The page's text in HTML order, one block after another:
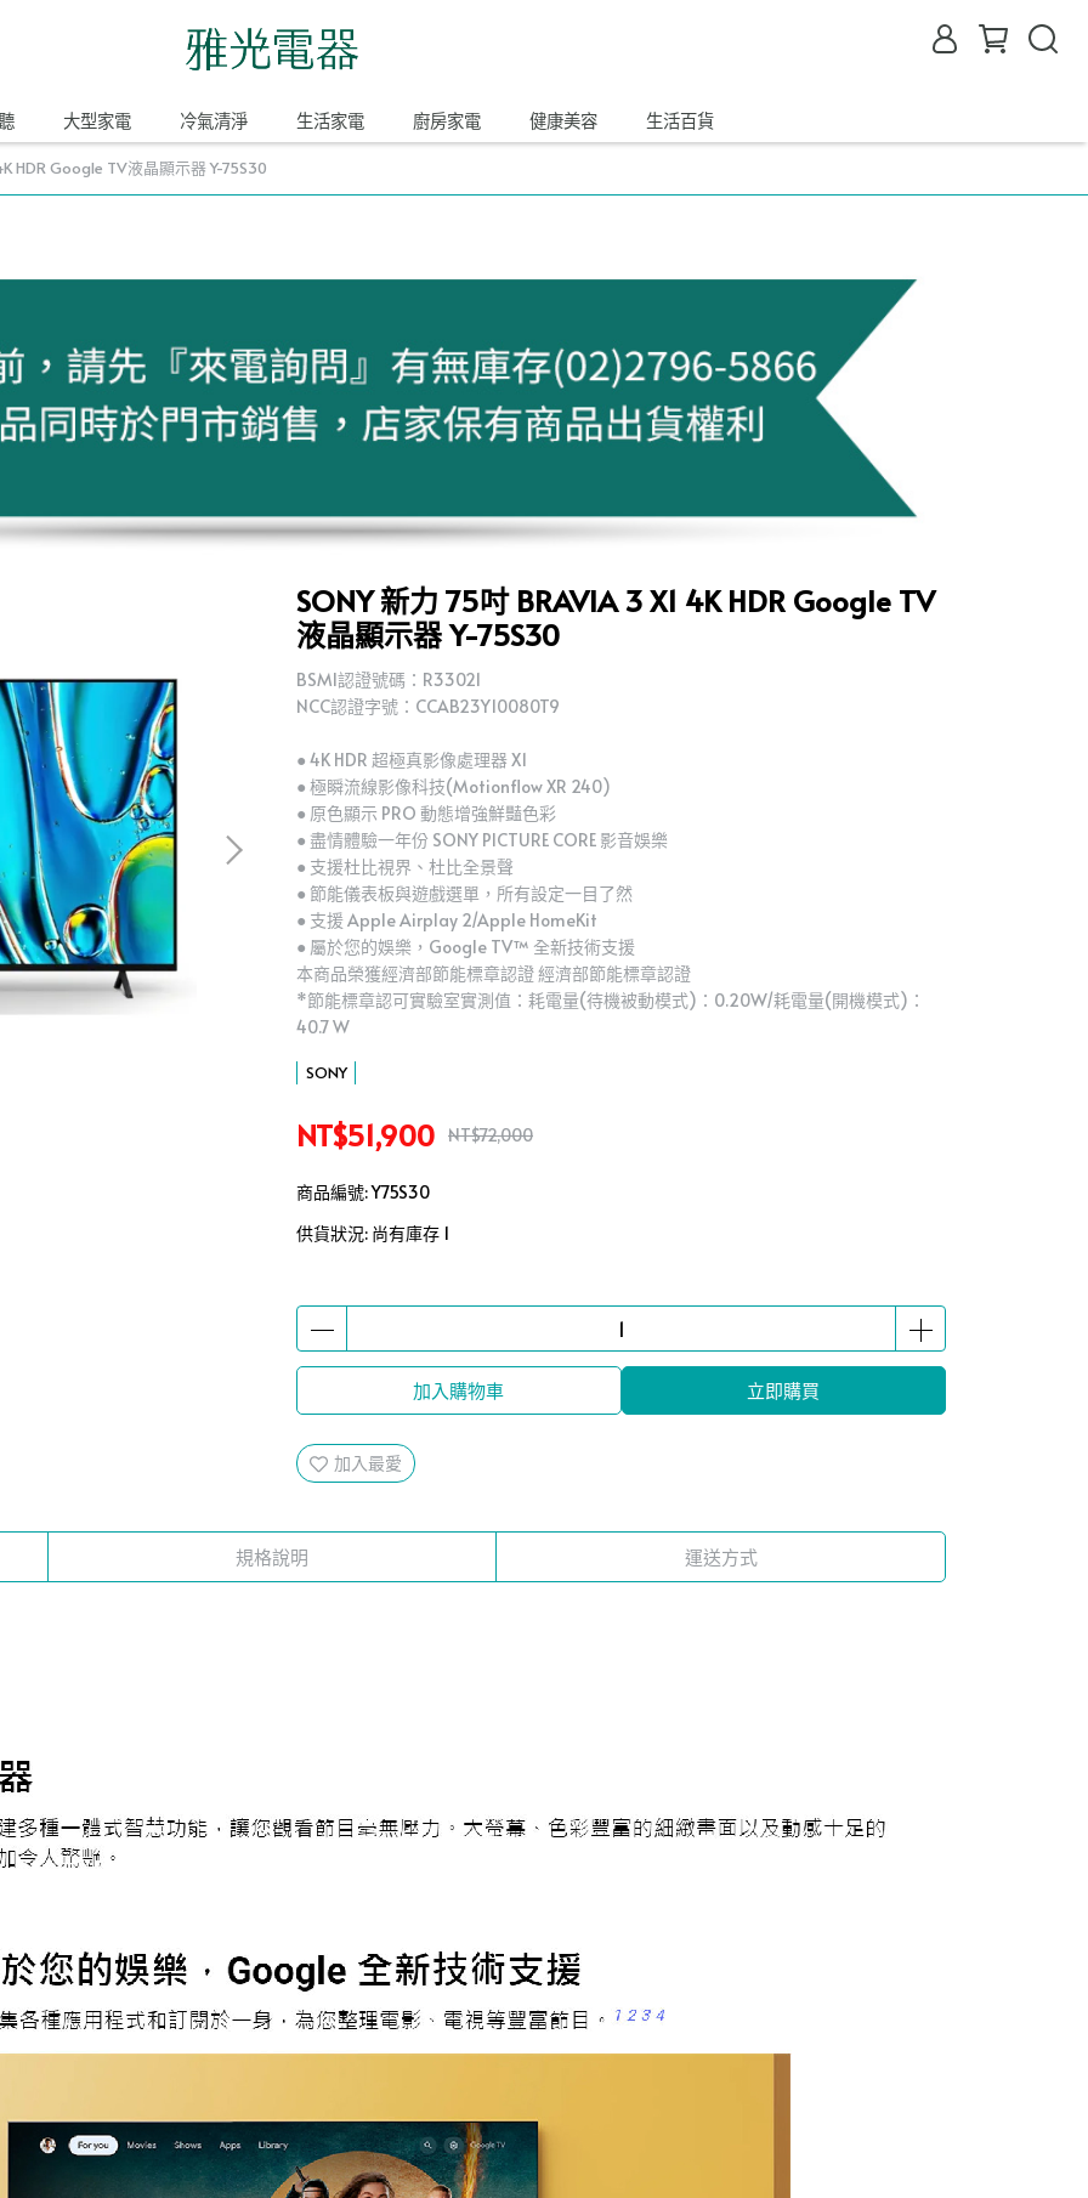
大型家電 冷氣清淨 生活家電 廚房家電 健康美容 生活百貨
HDR Google TV液晶顯示器 Y-75S30
SONY 新力 75吋 BRAVIA 3 X1 4K HDR Google TV
液晶顯示器 Y-75S30
BSMI認證號碼：R33021
NCC認證字號：CCAB23Y10080T9
● 4K HDR 超極真影像處理器 X1
● 極瞬流線影像科技(Motionflow XR 240)
● 原色顯示 PRO 動態增強鮮豔色彩
● 盡情體驗一年份 SONY PICTURE CORE 影音娛樂
● 支援杜比視界、杜比全景聲
● 節能儀表板與遊戲選單，所有設定一目了然
● 支援 Apple Airplay 2/Apple HomeKit
● 屬於您的娛樂，Google TV™ 全新技術支援
本商品榮獲經濟部節能標章認證 經濟部節能標章認證
*節能標章認可實驗室實測值：耗電量(待機被動模式)：0.20W/耗電量(開機模式)：
40.7 W
SONY
NT$51,900 NT$72,000
商品編號:Y75S30
供貨狀況: 尚有庫存 1
加入購物車 立即購買
加入最愛
規格說明 運送方式